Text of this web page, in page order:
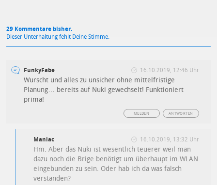
29 Kommentare bisher.
Dieser Unterhaltung fehlt Deine Stimme.
FunkyFabe 16.10.2019, 12:46 Uhr
Wurscht und alles zu unsicher ohne mittelfristige
Planung… bereits auf Nuki gewechselt! Funktioniert
prima!
ANTWORTEN
MELDEN
Maniac 16.10.2019, 13:32 Uhr
Hm. Aber das Nuki ist wesentlich teuerer weil man
dazu noch die Brige benötigt um überhaupt im WLAN
eingebunden zu sein. Oder hab ich da was falsch
verstanden?